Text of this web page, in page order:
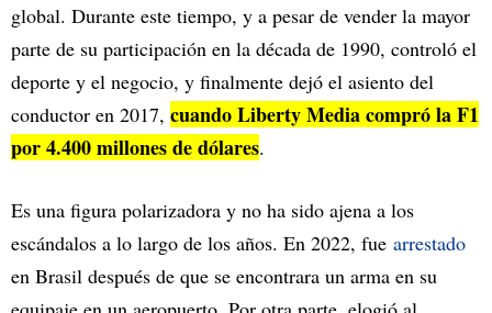
global. Durante este tiempo, y a pesar de vender la mayor
parte de su participación en la década de 1990, controló el
deporte y el negocio, y finalmente dejó el asiento del
conductor en 2017, cuando Liberty Media compró la F1
por 4.400 millones de dólares.
Es una figura polarizadora y no ha sido ajena a los
escándalos a lo largo de los años. En 2022, fue arrestado
en Brasil después de que se encontrara un arma en su